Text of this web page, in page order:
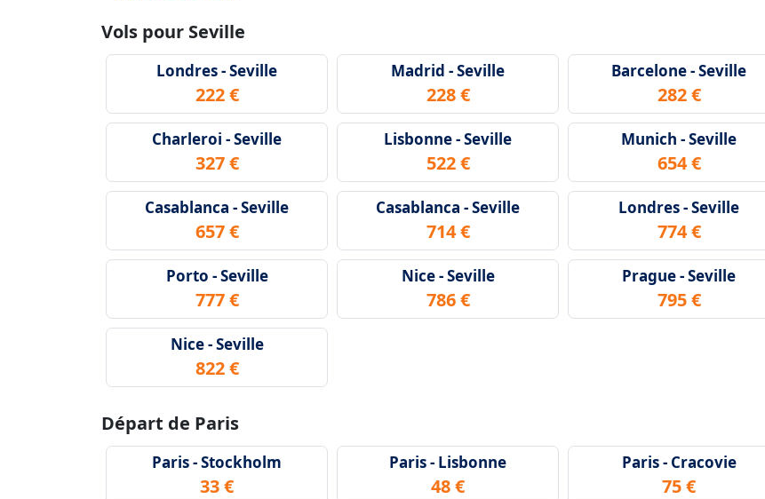
Vols pour Seville
Londres - Seville
222 €
Madrid - Seville
228 €
Barcelone - Seville
282 €
Charleroi - Seville
327 €
Lisbonne - Seville
522 €
Munich - Seville
654 €
Casablanca - Seville
657 €
Casablanca - Seville
714 €
Londres - Seville
774 €
Porto - Seville
777 €
Nice - Seville
786 €
Prague - Seville
795 €
Nice - Seville
822 €
Départ de Paris
Paris - Stockholm
33 €
Paris - Lisbonne
48 €
Paris - Cracovie
75 €